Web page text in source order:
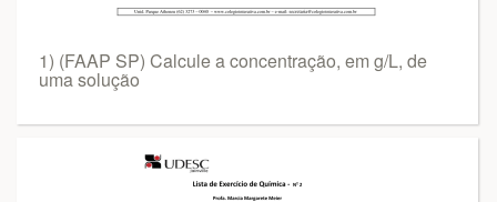
1) (FAAP SP) Calcule a concentração, em g/L, de
uma solução